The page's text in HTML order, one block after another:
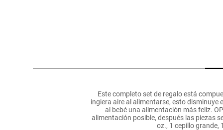
hogar
Este completo set de regalo está
ingiera aire al alimentarse, esto
al bebé una alimentación más feliz.
alimentación posible, después las piezas
oz., 1 cepillo grande,